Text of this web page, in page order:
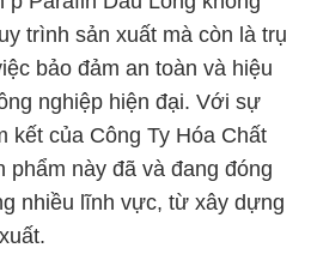
trình sản xuất mà còn là trụ
bảo đảm an toàn và hiệu
nghiệp hiện đại. Với sự
kết của Công Ty Hóa Chất
này đã và đang đóng
nhiều lĩnh vực, từ xây dựng